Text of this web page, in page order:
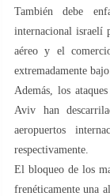
También debe
internacional israelí
aéreo y el
extremadamente bajo.
Además, los
Aviv han
aeropuertos
respectivamente.
El bloqueo de los
frenéticamente una